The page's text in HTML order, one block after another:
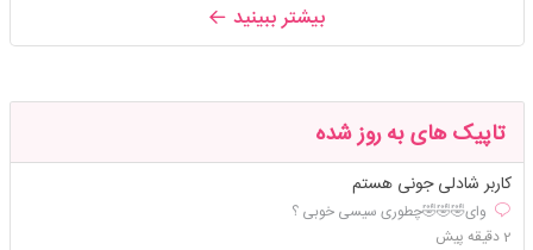
بیشتر ببینید
تاپیک های به روز شده
کاربر شادلی جونی هستم
وای🤣🤣🤣چطوری سیسی خوبی ؟
2 دقیقه پیش